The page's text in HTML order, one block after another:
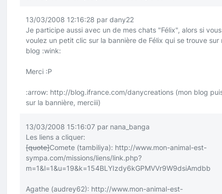
13/03/2008 12:16:28 par dany22
Je participe aussi avec un de mes chats "Félix", alors si vous
voulez un petit clic sur la bannière de Félix qui se trouve sur
blog :wink:
Merci :P
:arrow: http://blog.ifrance.com/danycreations (mon blog
sur la bannière, merciii)
13/03/2008 15:16:07 par nana_banga
Les liens a cliquer:
[quote]Comete (tambiliya): http://www.mon-animal-est-
sympa.com/missions/liens/link.php?
m=1&l=1&u=19&k=154BLYIzdy6kGPMVVr9W9dsiAmdbb
Agathe (audrey62): http://www.mon-animal-est-